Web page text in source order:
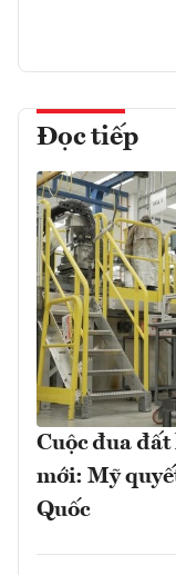
Đọc tiếp
Cuộc đua đất
mới: Mỹ
Quốc